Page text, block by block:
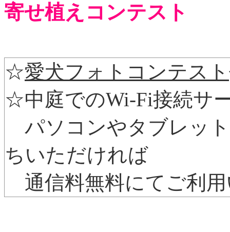
寄せ植えコンテスト
☆愛犬フォトコンテスト
☆中庭でのWi-Fi接続サ
パソコンやタブレッ
ちいただければ
通信料無料にてご利